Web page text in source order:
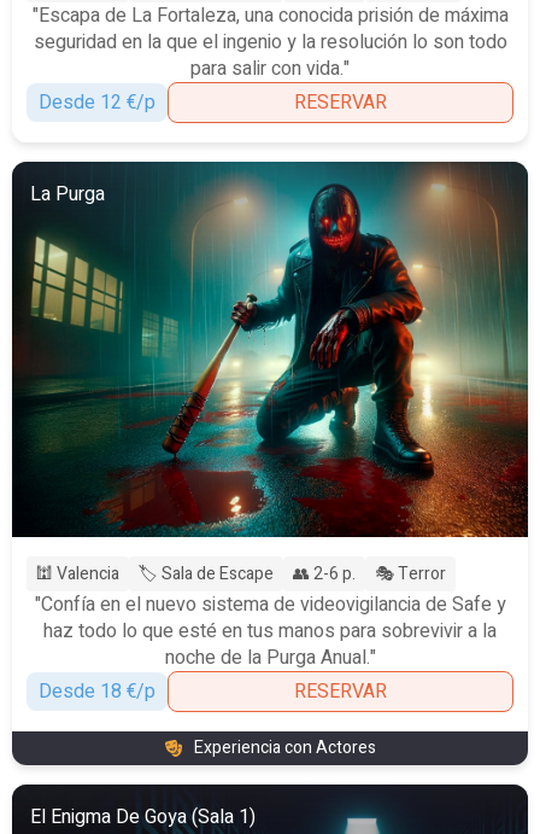
"Escapa de La Fortaleza, una conocida prisión de máxima
seguridad en la que el ingenio y la resolución lo son todo
para salir con vida."
Desde 12 €/p
RESERVAR
La Purga
🕍 Valencia 🏷️ Sala de Escape 👥 2-6 p. 🎭 Terror
"Confía en el nuevo sistema de videovigilancia de Safe y
haz todo lo que esté en tus manos para sobrevivir a la
noche de la Purga Anual."
Desde 18 €/p
RESERVAR
Experiencia con Actores
El Enigma De Goya (Sala 1)